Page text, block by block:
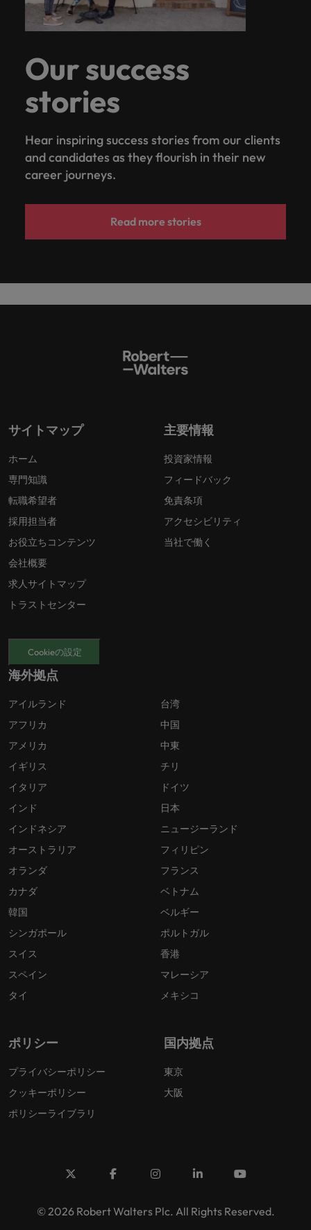
Our success
stories
Hear inspiring success stories from our clients
and candidates as they flourish in their new
career journeys.
Read more stories
サイトマップ
ホーム
専門知識
転職希望者
採用担当者
お役立ちコンテンツ
会社概要
求人サイトマップ
トラストセンター
主要情報
投資家情報
フィードバック
免責条項
アクセシビリティ
当社で働く
Cookieの設定
海外拠点
アイルランド
アフリカ
アメリカ
イギリス
イタリア
インド
インドネシア
オーストラリア
オランダ
カナダ
韓国
シンガポール
スイス
スペイン
タイ
台湾
中国
中東
チリ
ドイツ
日本
ニュージーランド
フィリピン
フランス
ベトナム
ベルギー
ポルトガル
香港
マレーシア
メキシコ
ポリシー
プライバシーポリシー
クッキーポリシー
ポリシーライブラリ
国内拠点
東京
大阪
© 2026 Robert Walters Plc. All Rights Reserved.